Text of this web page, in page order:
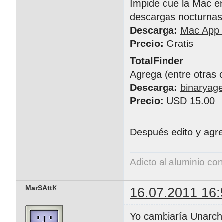
Impide que la Mac
descargas
Descarga: Mac App
Precio: Gratis
TotalFinder
Agrega (entre otras
Descarga:
Precio: USD 15.00
Después edito y
Adicto al aluminio
MarSAttK 16.07.2011
Yo cambiaría